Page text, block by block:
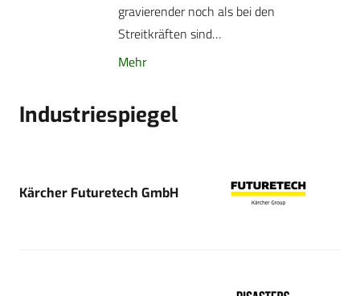
gravierender noch als bei den
Streitkräften sind…
Mehr
Industriespiegel
Kärcher Futuretech GmbH